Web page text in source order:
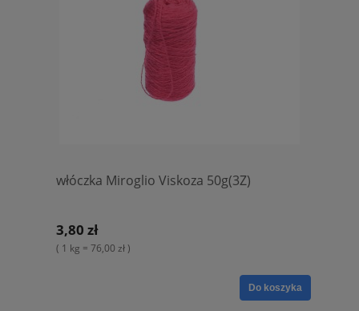
włóczka Miroglio Viskoza 50g(3Z)
3,80 zł
( 1 kg = 76,00 zł )
Do koszyka